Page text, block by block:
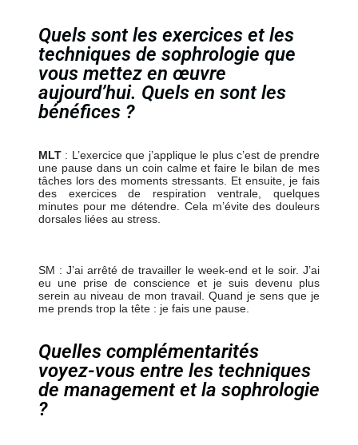
Quels sont les exercices et les
techniques de sophrologie que
vous mettez en œuvre
aujourd’hui. Quels en sont les
bénéfices ?
MLT : L’exercice que j’applique le plus c’est de prendre
une pause dans un coin calme et faire le bilan de mes
tâches lors des moments stressants. Et ensuite, je fais
des exercices de respiration ventrale, quelques
minutes pour me détendre. Cela m’évite des douleurs
dorsales liées au stress.
SM : J’ai arrêté de travailler le week-end et le soir. J’ai
eu une prise de conscience et je suis devenu plus
serein au niveau de mon travail. Quand je sens que je
me prends trop la tête : je fais une pause.
Quelles complémentarités
voyez-vous entre les techniques
de management et la sophrologie
?